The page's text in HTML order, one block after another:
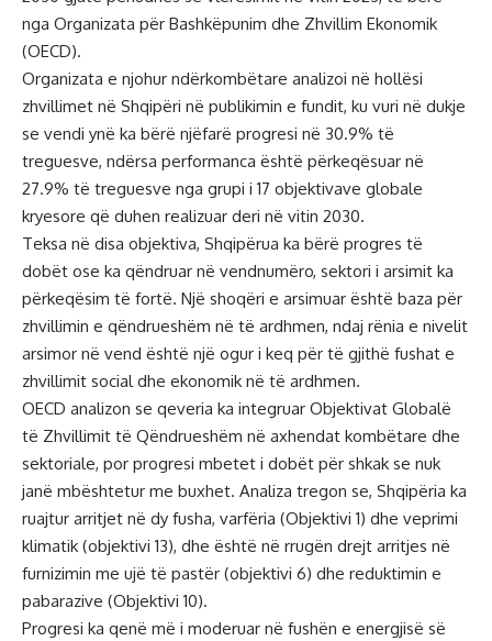
nga Organizata për Bashkëpunim dhe Zhvillim Ekonomik
(OECD).
Organizata e njohur ndërkombëtare analizoi në hollësi
zhvillimet në Shqipëri në publikimin e fundit, ku vuri në dukje
se vendi ynë ka bërë njëfarë progresi në 30.9% të
treguesve, ndërsa performanca është përkeqësuar në
27.9% të treguesve nga grupi i 17 objektivave globale
kryesore që duhen realizuar deri në vitin 2030.
Teksa në disa objektiva, Shqipërua ka bërë progres të
dobët ose ka qëndruar në vendnumëro, sektori i arsimit ka
përkeqësim të fortë. Një shoqëri e arsimuar është baza për
zhvillimin e qëndrueshëm në të ardhmen, ndaj rënia e nivelit
arsimor në vend është një ogur i keq për të gjithë fushat e
zhvillimit social dhe ekonomik në të ardhmen.
OECD analizon se qeveria ka integruar Objektivat Globalë
të Zhvillimit të Qëndrueshëm në axhendat kombëtare dhe
sektoriale, por progresi mbetet i dobët për shkak se nuk
janë mbështetur me buxhet. Analiza tregon se, Shqipëria ka
ruajtur arritjet në dy fusha, varfëria (Objektivi 1) dhe veprimi
klimatik (objektivi 13), dhe është në rrugën drejt arritjes në
furnizimin me ujë të pastër (objektivi 6) dhe reduktimin e
pabarazive (Objektivi 10).
Progresi ka qenë më i moderuar në fushën e energjisë së